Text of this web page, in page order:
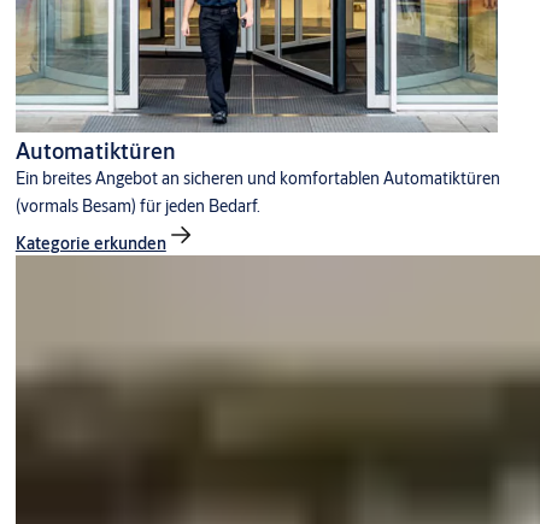
Automatiktüren
Ein breites Angebot an sicheren und komfortablen Automatiktüren
(vormals Besam) für jeden Bedarf.
Kategorie erkunden